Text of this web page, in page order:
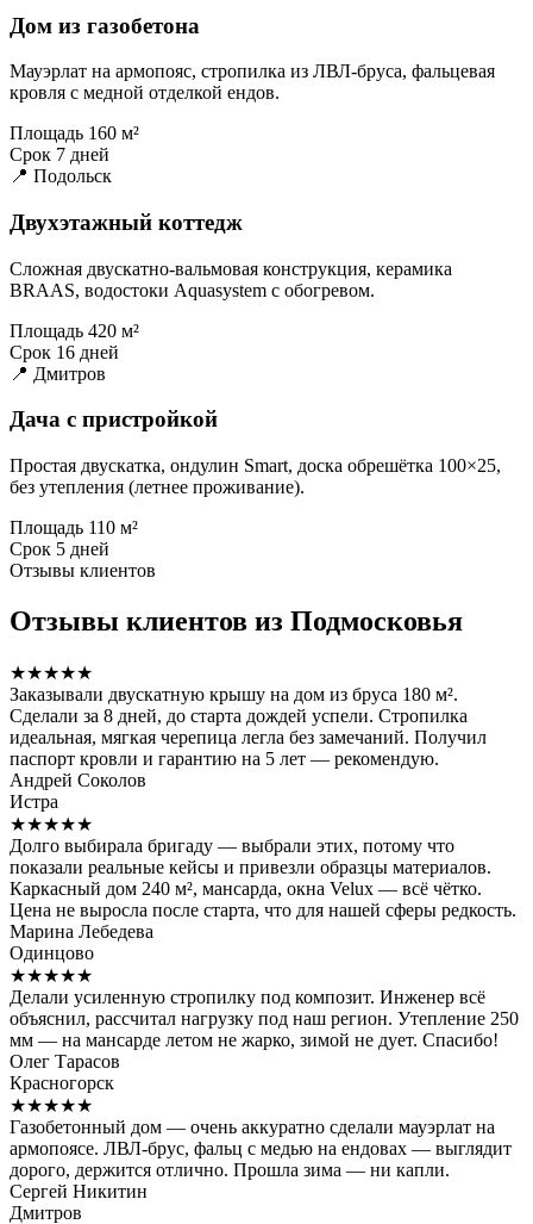
Дом из газобетона
Мауэрлат на армопояс, стропилка из ЛВЛ-бруса, фальцевая
кровля с медной отделкой ендов.
Площадь 160 м²
Срок 7 дней
📍 Подольск
Двухэтажный коттедж
Сложная двускатно-вальмовая конструкция, керамика
BRAAS, водостоки Aquasystem с обогревом.
Площадь 420 м²
Срок 16 дней
📍 Дмитров
Дача с пристройкой
Простая двускатка, ондулин Smart, доска обрешётка 100×25,
без утепления (летнее проживание).
Площадь 110 м²
Срок 5 дней
Отзывы клиентов
Отзывы клиентов из Подмосковья
★★★★★
Заказывали двускатную крышу на дом из бруса 180 м².
Сделали за 8 дней, до старта дождей успели. Стропилка
идеальная, мягкая черепица легла без замечаний. Получил
паспорт кровли и гарантию на 5 лет — рекомендую.
Андрей Соколов
Истра
★★★★★
Долго выбирала бригаду — выбрали этих, потому что
показали реальные кейсы и привезли образцы материалов.
Каркасный дом 240 м², мансарда, окна Velux — всё чётко.
Цена не выросла после старта, что для нашей сферы редкость.
Марина Лебедева
Одинцово
★★★★★
Делали усиленную стропилку под композит. Инженер всё
объяснил, рассчитал нагрузку под наш регион. Утепление 250
мм — на мансарде летом не жарко, зимой не дует. Спасибо!
Олег Тарасов
Красногорск
★★★★★
Газобетонный дом — очень аккуратно сделали мауэрлат на
армопоясе. ЛВЛ-брус, фальц с медью на ендовах — выглядит
дорого, держится отлично. Прошла зима — ни капли.
Сергей Никитин
Дмитров